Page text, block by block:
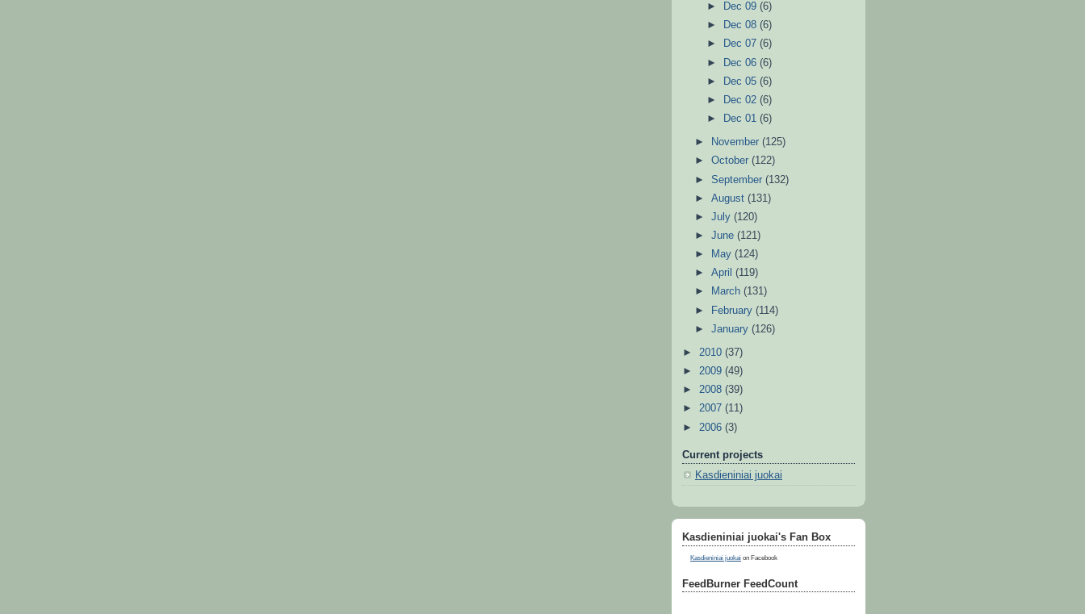
►
Dec 09(6)
►
Dec 08(6)
►
Dec 07(6)
►
Dec 06(6)
►
Dec 05(6)
►
Dec 02(6)
►
Dec 01(6)
► November(125)
►October(122)
►September(132)
►August(131)
►July(120)
►June(121)
►
May(124)
►April(119)
►
March(131)
►
February(114)
►January(126)
► 2010 (37)
► 2009 (49)
► 2008 (39)
► 2007 (11)
► 2006 (3)
Current projects
Kasdieniniai juokai
Kasdieniniai juokai's Fan Box
Kasdieniniai juokai on Facebook
FeedBurner FeedCount